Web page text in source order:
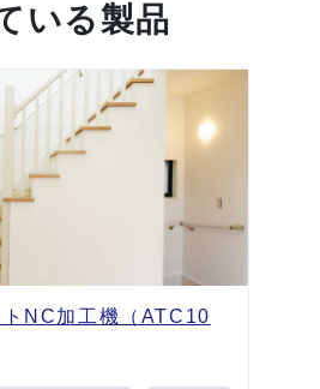
いる製品
NC加工機（ATC10